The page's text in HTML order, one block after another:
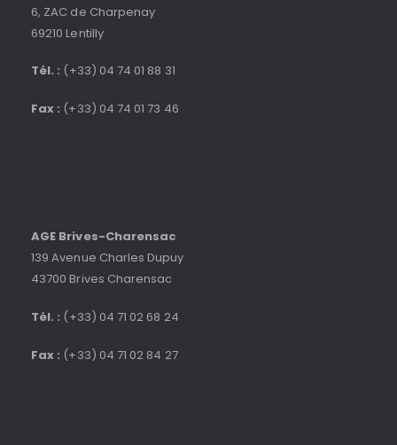
6, ZAC de Charpenay
69210 Lentilly
Tél. : (+33) 04 74 01 88 31
Fax : (+33) 04 74 01 73 46
AGE Brives-Charensac
139 Avenue Charles Dupuy
43700 Brives Charensac
Tél. : (+33) 04 71 02 68 24
Fax : (+33) 04 71 02 84 27